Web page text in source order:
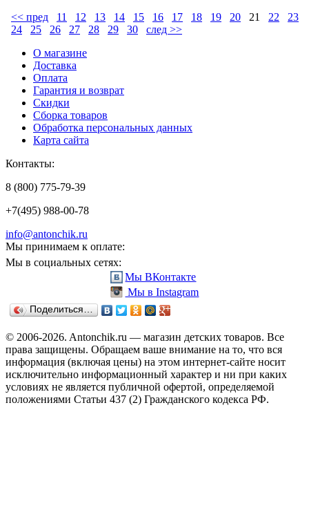
<< пред
11 12 13 14 15 16 17 18 19 20 21 22
23
24
25 26 27 28 29 30
след >>
О магазине
Доставка
Оплата
Гарантия и возврат
Скидки
Сборка товаров
Обработка персональных данных
Карта сайта
Контакты:
8 (800) 775-79-39
+7(495) 988-00-78
info@antonchik.ru
Мы принимаем к оплате:
Мы в социальных сетях:
Мы ВКонтакте
Мы в Instagram
Поделиться…
© 2006-2026. Antonchik.ru — магазин детских товаров. Все
права защищены. Обращаем ваше внимание на то, что вся
информация (включая цены) на этом интернет-сайте носит
исключительно информационный характер и ни при каких
условиях не является публичной офертой, определяемой
положениями Статьи 437 (2) Гражданского кодекса РФ.